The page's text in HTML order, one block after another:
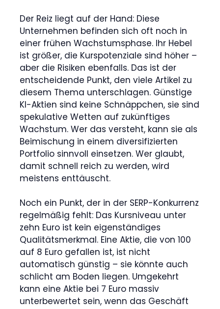
Der Reiz liegt auf der Hand: Diese
Unternehmen befinden sich oft noch in
einer frühen Wachstumsphase. Ihr Hebel
ist größer, die Kurspotenziale sind höher –
aber die Risiken ebenfalls. Das ist der
entscheidende Punkt, den viele Artikel zu
diesem Thema unterschlagen. Günstige
KI-Aktien sind keine Schnäppchen, sie sind
spekulative Wetten auf zukünftiges
Wachstum. Wer das versteht, kann sie als
Beimischung in einem diversifizierten
Portfolio sinnvoll einsetzen. Wer glaubt,
damit schnell reich zu werden, wird
meistens enttäuscht.
Noch ein Punkt, der in der SERP-Konkurrenz
regelmäßig fehlt: Das Kursniveau unter
zehn Euro ist kein eigenständiges
Qualitätsmerkmal. Eine Aktie, die von 100
auf 8 Euro gefallen ist, ist nicht
automatisch günstig – sie könnte auch
schlicht am Boden liegen. Umgekehrt
kann eine Aktie bei 7 Euro massiv
unterbewertet sein, wenn das Geschäft